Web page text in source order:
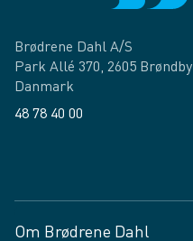
Brødrene Dahl A/S
Park Allé 370, 2605 Brøndby
Danmark
48 78 40 00
Om Brødrene Dahl